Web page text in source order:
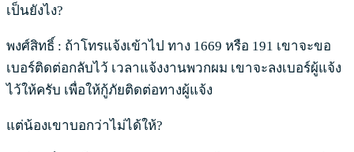
เป็นยังไง?
พงศ์สิทธิ์ : ถ้าโทรแจ้งเข้าไป ทาง 1669 หรือ 191 เขาจะขอ
เบอร์ติดต่อกลับไว้ เวลาแจ้งงานพวกผม เขาจะลงเบอร์ผู้แจ้ง
ไว้ให้ครับ เพื่อให้กู้ภัยติดต่อทางผู้แจ้ง
แต่น้องเขาบอกว่าไม่ได้ให้?